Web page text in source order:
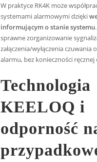
W praktyce RK4K może
systemami alarmowymi dzięki
informującym o stanie systemu
sprawne zorganizowanie
załączenia/wyłączenia czuwania
alarmu, bez konieczności ręcznej
Technologia
KEELOQ i
odporność